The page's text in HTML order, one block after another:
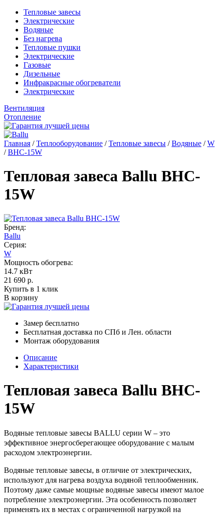
Тепловые завесы
Электрические
Водяные
Без нагрева
Тепловые пушки
Электрические
Газовые
Дизельные
Инфракрасные обогреватели
Электрические
Вентиляция
Отопление
Главная /Теплооборудование /Тепловые завесы /Водяные /W
/BHC-15W
Тепловая завеса Ballu BHC-
15W
Бренд:
Ballu
Серия:
W
Мощность обогрева:
14.7 кВт
21 690 р.
Купить в 1 клик
В корзину
Замер бесплатно
Бесплатная доставка по СПб и Лен. области
Монтаж оборудования
Описание
Характеристики
Тепловая завеса Ballu BHC-
15W
Водяные тепловые завесы BALLU серии W – это
эффективное энергосберегающее оборудование с малым
расходом электроэнергии.
Водяные тепловые завесы, в отличие от электрических,
используют для нагрева воздуха водяной теплообменник.
Поэтому даже самые мощные водяные завесы имеют малое
потребление электроэнергии. Эта особенность позволяет
применять их в местах с ограниченной нагрузкой на